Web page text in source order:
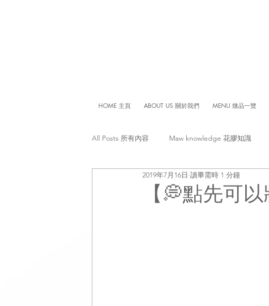
HOME 主頁 ABOUT US 關於我們 MENU 燉品一覽
All Posts 所有內容 Maw knowledge 花膠知識
【💭點先可
2019年7月16日 讀畢需時 1 分鐘